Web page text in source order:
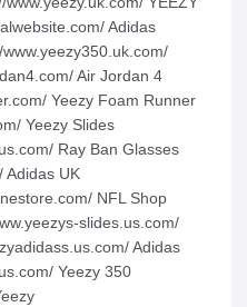
Adidas
Air Jordan 4
Yeezy Foam Runner
Yeezy Slides
Ray Ban Glasses
Adidas UK
NFL Shop
slides.us.com/
Adidas
Yeezy 350